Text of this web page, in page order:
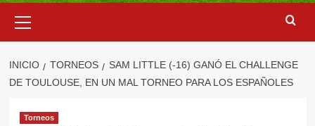
primario
INICIO TORNEOS
SAM LITTLE (-16) GANÓ EL CHALLENGE
DE TOULOUSE, EN UN MAL TORNEO PARA LOS ESPAÑOLES
Torneos